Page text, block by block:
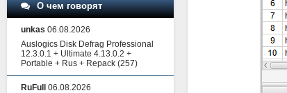
О чем говорят
unkas 06.08.2026
Auslogics Disk Defrag Professional
12.3.0.1 + Ultimate 4.13.0.2 +
Portable + Rus + Repack (257)
RuFull
06.08.2026